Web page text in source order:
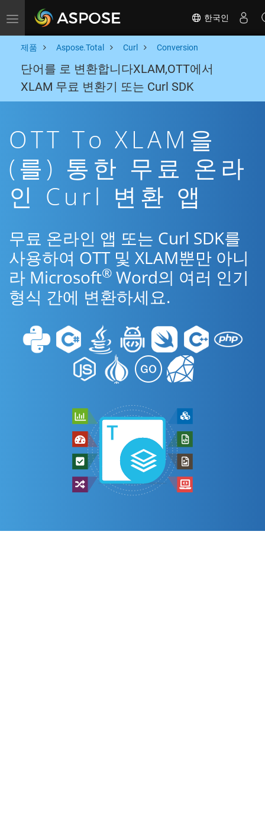
Toggle navigation 한국인
제품 Aspose.Total Curl Conversion
단어를 로 변환합니다XLAM,OTT에서
XLAM 무료 변환기 또는 Curl SDK
OTT To XLAM을
(를) 통한 무료 온라
인 Curl 변환 앱
무료 온라인 앱 또는 Curl SDK를
사용하여 OTT 및 XLAM뿐만 아니
라 Microsoft® Word의 여러 인기
형식 간에 변환하세요.